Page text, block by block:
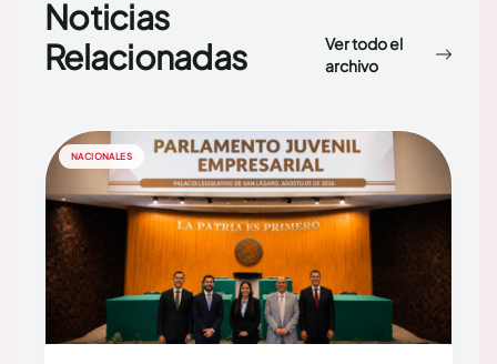
Noticias
Relacionadas
Ver todo el
archivo
NACIONALES